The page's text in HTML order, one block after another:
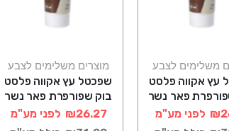
משלימים לצבע
עץ אקווה פלסט
פאר נשר
לפני מע"מ
מוצרים משלימים לצבע
שפכטל עץ אקווה פלסט
בוק שפורפרת פאר נשר
₪26.27 לפני מע"מ